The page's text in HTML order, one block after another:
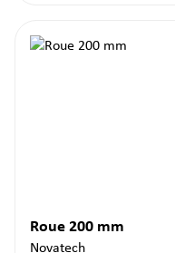
Roue 200 mm
Novatech